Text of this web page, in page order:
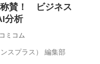
称賛！ ビジネス
分析
ミコム
スプラス） 編集部